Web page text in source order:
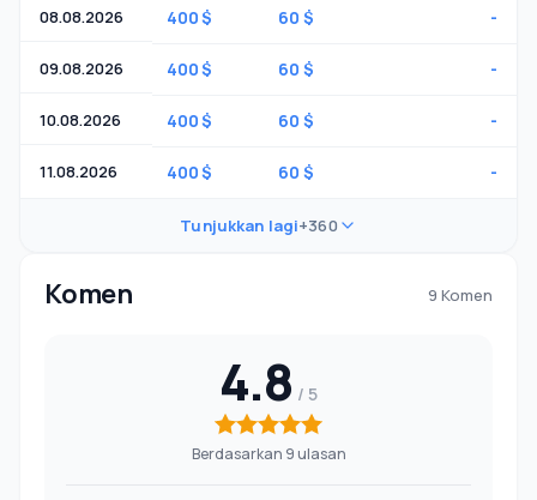
08.08.2026 400 $ 60 $ -
09.08.2026 400 $ 60 $ -
10.08.2026 400 $ 60 $ -
11.08.2026 400 $ 60 $ -
Tunjukkan lagi+360
Komen 9 Komen
4.8
Berdasarkan 9 ulasan